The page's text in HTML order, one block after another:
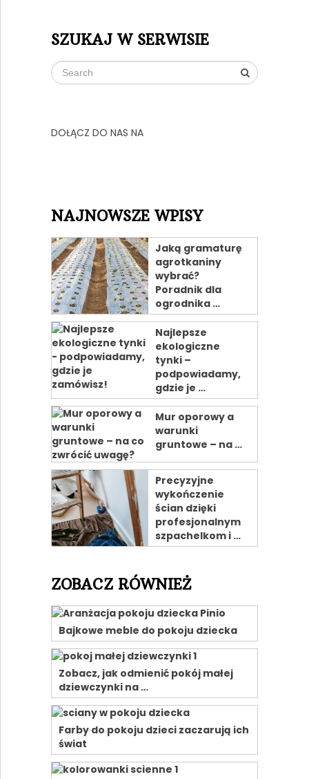
SZUKAJ W SERWISIE
DOŁĄCZ DO NAS NA
NAJNOWSZE WPISY
Jaką gramaturę
agrotkaniny
wybrać?
Poradnik dla
ogrodnika …
Najlepsze
ekologiczne
tynki –
podpowiadamy,
gdzie je …
Mur oporowy a
warunki
gruntowe – na …
Precyzyjne
wykończenie
ścian dzięki
profesjonalnym
szpachelkom i …
ZOBACZ RÓWNIEŻ
Bajkowe meble do pokoju dziecka
Zobacz, jak odmienić pokój małej
dziewczynki na …
Farby do pokoju dzieci zaczarują ich
świat